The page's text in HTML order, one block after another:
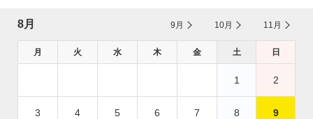
8月 9月 10月 11月
月 火 水 木 金 土 日
1 2
3 4 5 6 7 8 9